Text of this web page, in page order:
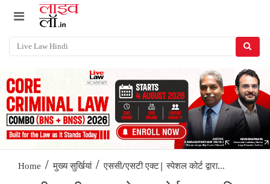
Home / मुख्य सुर्खियां / एससी/एसटी एक्ट| स्पेशल कोर्ट द्वारा...